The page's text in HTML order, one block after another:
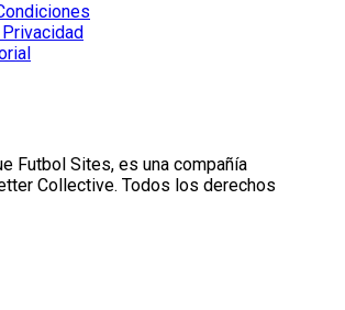
Futbol Sites, es una compañía
Collective. Todos los derechos